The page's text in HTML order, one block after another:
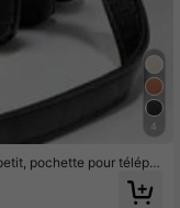
4
pochette pour téléph